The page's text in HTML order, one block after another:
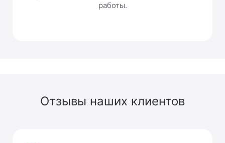
работы.
Отзывы наших клиентов